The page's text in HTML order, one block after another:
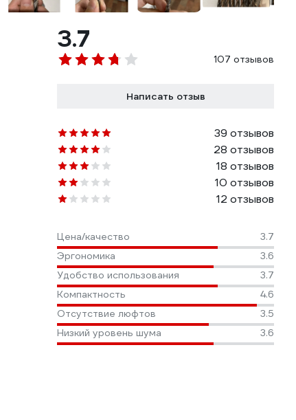
3.7
107 отзывов
Написать отзыв
39 отзывов
28 отзывов
18 отзывов
10 отзывов
12 отзывов
Цена/качество
3.7
Эргономика
3.6
Удобство использования
3.7
Компактность
4.6
Отсутствие люфтов
3.5
Низкий уровень шума
3.6